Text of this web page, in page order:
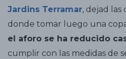
Jardins Terramar, dejad las
donde tomar luego una
el aforo se ha reducido
cumplir con las medidas de